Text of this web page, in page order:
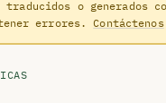
traducidos o generados
errores. Contáctenos